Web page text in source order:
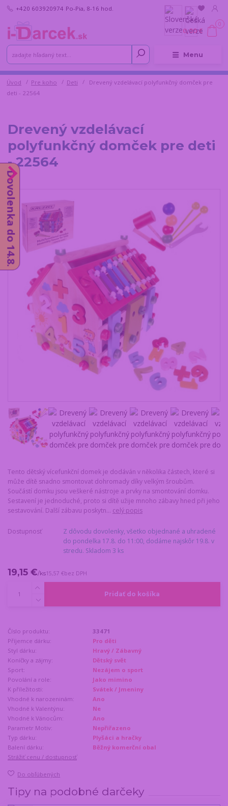
Menu
+420 603920974 Po-Pia, 8-16 hod.
0
0,00 €
Úvod Pre koho Deti
Drevený vzdelávací polyfunkčný domček pre
deti - 22564
Drevený vzdelávací
polyfunkčný domček pre deti
- 22564
Tento dětský vícefunkční domek je dodáván v několika částech, které si
může dítě snadno smontovat dohromady díky velkým šroubům.
Součástí domku jsou veškeré nástroje a prvky na smontování domku.
Sestavení je jednoduché, proto si dítě užije mnoho zábavy hned při jeho
sestavování. Další zábavu poskytn... celý popis
Dostupnosť
Z dôvodu dovolenky, všetko objednané a uhradené
do pondelka 17.8. do 11:00, dodáme najskôr 19.8. v
stredu. Skladom 3 ks
19,15 €/ks15,57 €bez DPH
Pridať do košíka
Číslo produktu:
33471
Příjemce dárku:
Pro děti
Styl dárku:
Hravý / Zábavný
Koníčky a zájmy:
Dětský svět
Sport:
Nezájem o sport
Povolání a role:
Jako mimino
K příležitosti:
Svátek / Jmeniny
Vhodné k narozeninám:
Ano
Vhodné k Valentýnu:
Ne
Vhodné k Vánocům:
Ano
Parametr Motiv:
Nepřiřazeno
Typ dárku:
Plyšáci a hračky
Balení dárku:
Běžný komerční obal
Strážiť cenu / dostupnosť
Do obľúbených
Tipy na podobné darčeky
Dovolenka do 14.8.